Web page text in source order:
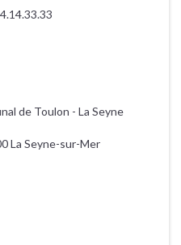
de Toulon - La Seyne
La Seyne-sur-Mer